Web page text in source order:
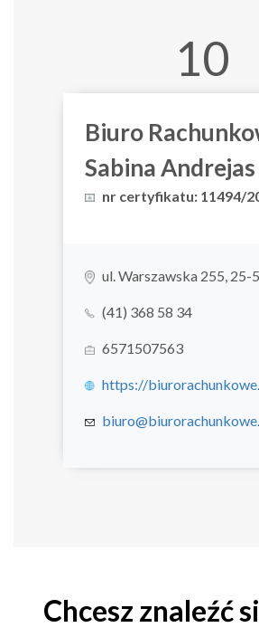
10
Biuro
Sabina Andrejas
nr certyfikatu: 11494/
ul. Warszawska 255, 25-
(41) 368 58 34
6571507563
https://
Chcesz znaleźć